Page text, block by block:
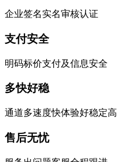
企业签名实名审核认证
支付安全
明码标价支付及信息安全
多快好稳
通道多速度快体验好稳定高
售后无忧